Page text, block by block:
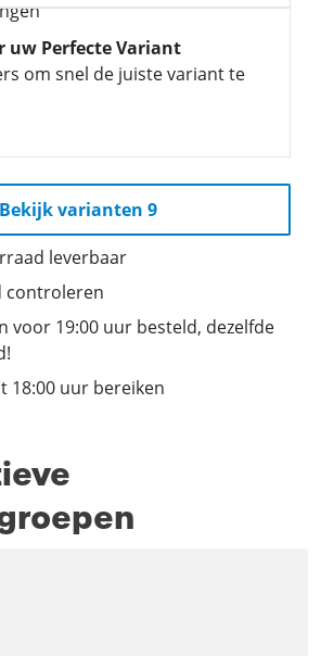
uw Perfecte Variant
om snel de juiste variant te
Bekijk varianten 9
leverbaar
controleren
voor 19:00 uur besteld, dezelfde
18:00 uur bereiken